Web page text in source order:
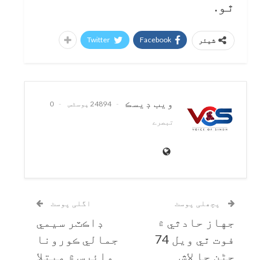
ٿو.
شیئر Facebook
Twitter
ويب ڊيسڪ 24894 پوسٹس
0
تبصرے
پچھلی پوسٹ
جهاز حادثي ۾
فوت ٿي ويل 74
ڄڻن جا لاش
اگلی پوسٹ
ڊاڪٽر سيمي
جمالي ڪورونا
وائرس ۾ مبتلا